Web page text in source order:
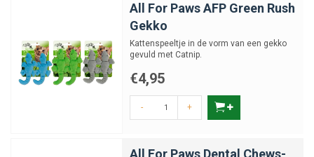
All For Paws AFP Green Rush
Gekko
Kattenspeeltje in de vorm van een gekko
gevuld met Catnip.
€4,95
- +
All For Paws Dental Chews-